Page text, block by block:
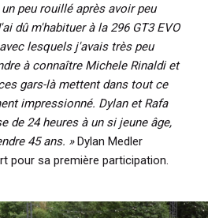
peu rouillé après avoir peu
dû m'habituer à la 296 GT3 EVO
lesquels j'avais très peu
à connaître Michele Rinaldi et
gars-là mettent dans tout ce
impressionné. Dylan et Rafa
de 24 heures à un si jeune âge,
45 ans. »Dylan Medler
pour sa première participation.